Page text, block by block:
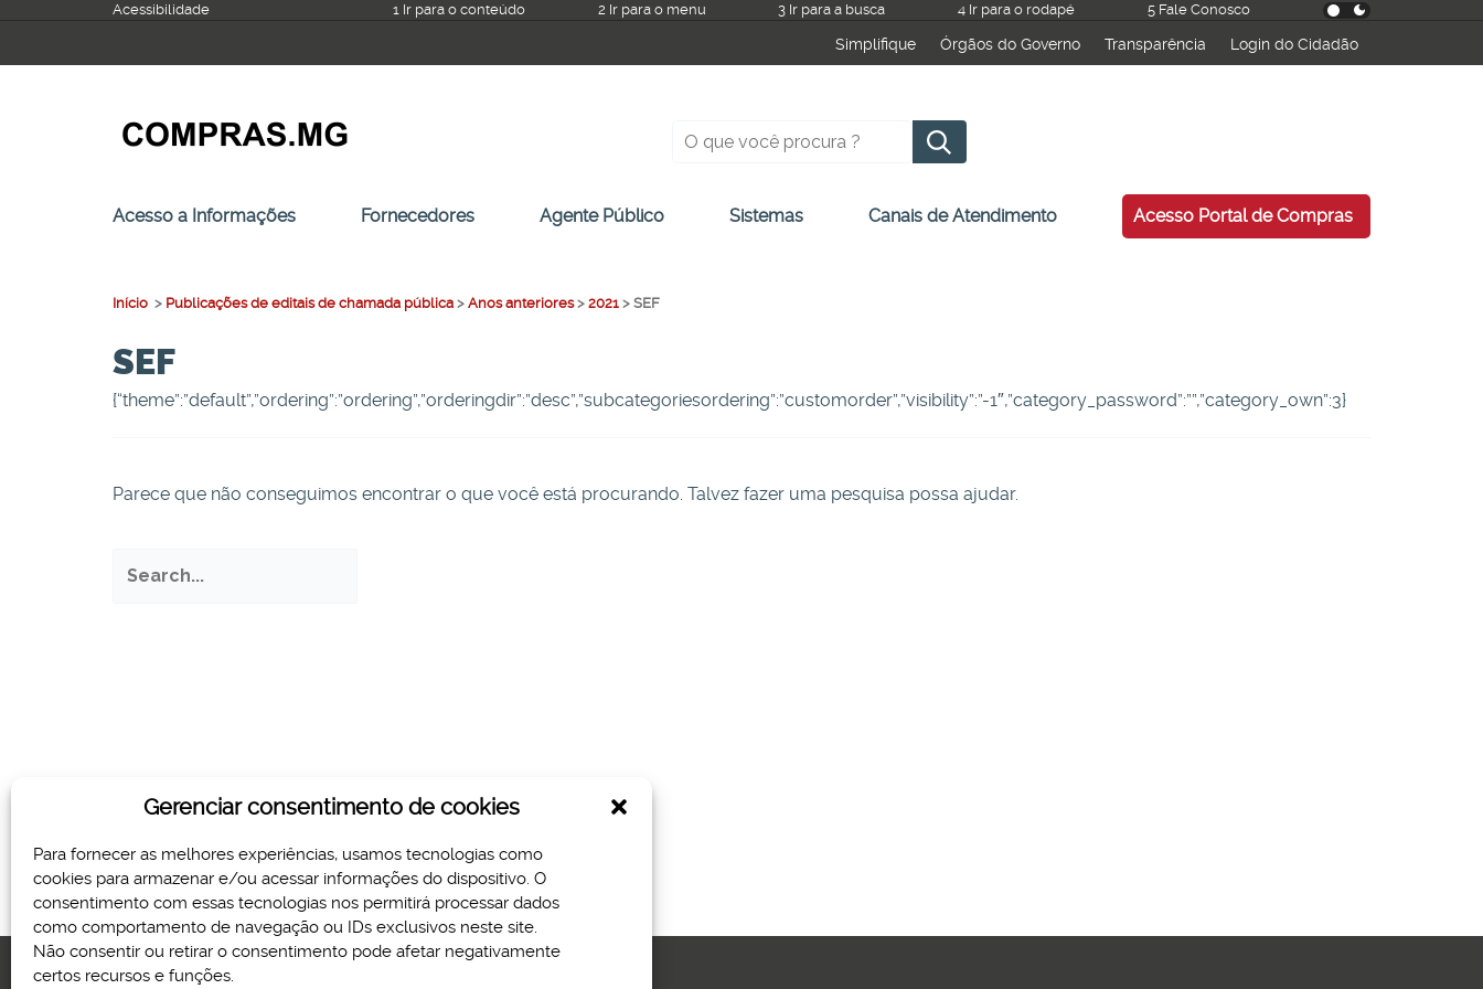
Gerenciar consentimento de cookies
Para fornecer as melhores experiências, usamos tecnologias como
cookies para armazenar e/ou acessar informações do dispositivo. O
consentimento com essas tecnologias nos permitirá processar dados
como comportamento de navegação ou IDs exclusivos neste site.
Não consentir ou retirar o consentimento pode afetar negativamente
certos recursos e funções.
o
Acessibilidade 1 Ir para o conteúdo 2 Ir para o menu 3 Ir para a busca 4 Ir para o rodapé 5 Fale Conosco
Simplifique Órgãos do Governo Transparência Login do Cidadão
Acesso a Informações Fornecedores Agente Público Sistemas Canais de Atendimento Acesso Portal de Compras
Início > Publicações de editais de chamada pública > Anos anteriores> 2021 > SEF
SEF
{“theme”:”default”,”ordering”:”ordering”,”orderingdir”:”desc”,”subcategoriesordering”:”customorder”,”visibility”:”-1″,”category_password”:””,”category_own”:3}
Parece que não conseguimos encontrar o que você está procurando. Talvez fazer uma pesquisa possa ajudar.
por: